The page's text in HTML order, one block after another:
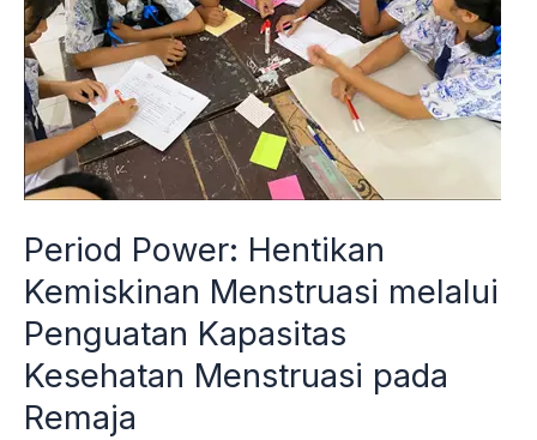
Period Power: Hentikan
Kemiskinan Menstruasi melalui
Penguatan Kapasitas
Kesehatan Menstruasi pada
Remaja
melalui
Penguatan
Kapasitas
Kesehatan
Menstruasi
Remaja